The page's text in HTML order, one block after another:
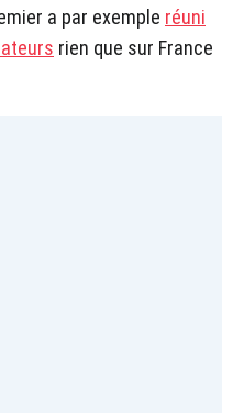
a par exemple réuni
rien que sur France